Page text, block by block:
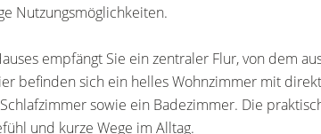
Nutzungsmöglichkeiten.
empfängt Sie ein zentraler Flur, von dem
befinden sich ein helles Wohnzimmer mit
sowie ein Badezimmer. Die
und kurze Wege im Alltag.